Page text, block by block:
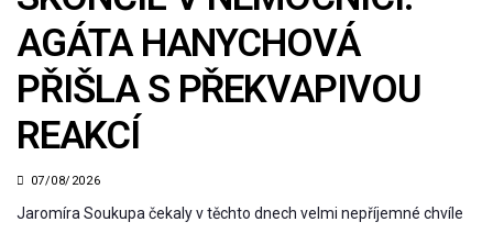
AGÁTA HANYCHOVÁ
PŘIŠLA S PŘEKVAPIVOU
REAKCÍ
07/08/2026
Jaromíra Soukupa čekaly v těchto dnech velmi nepříjemné chvíle